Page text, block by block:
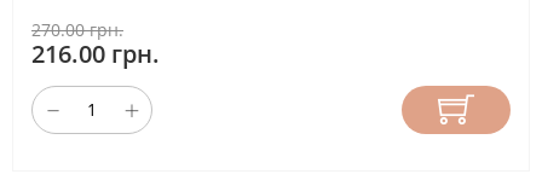
270.00 грн.
216.00 грн.